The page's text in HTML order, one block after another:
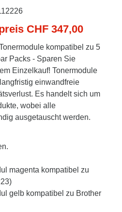
CHF 347,00
kompatibel zu 5
Packs - Sparen Sie
Einzelkauf! Tonermodule
einwandfreie
Es handelt sich um
wobei alle
ausgetauscht werden.
magenta kompatibel zu
gelb kompatibel zu Brother